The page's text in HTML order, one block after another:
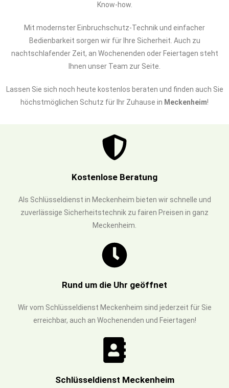
Know-how.
Mit modernster Einbruchschutz-Technik und einfacher
Bedienbarkeit sorgen wir für Ihre Sicherheit. Auch zu
nachtschlafender Zeit, an Wochenenden oder Feiertagen steht
Ihnen unser Team zur Seite.
Lassen Sie sich noch heute kostenlos beraten und finden auch Sie
höchstmöglichen Schutz für Ihr Zuhause in Meckenheim!
Kostenlose Beratung
Als Schlüsseldienst in Meckenheim bieten wir schnelle und
zuverlässige Sicherheitstechnik zu fairen Preisen in ganz
Meckenheim.
Rund um die Uhr geöffnet
Wir vom Schlüsseldienst Meckenheim sind jederzeit für Sie
erreichbar, auch an Wochenenden und Feiertagen!
Schlüsseldienst Meckenheim